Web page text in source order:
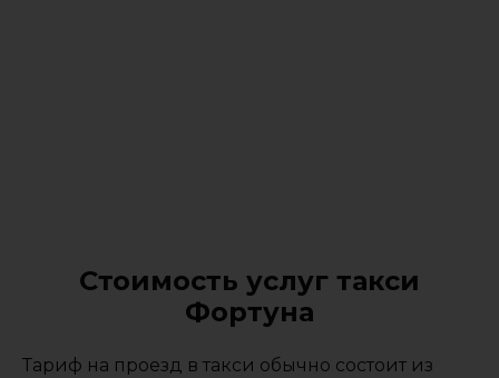
Стоимость услуг такси
Фортуна
Тариф на проезд в такси обычно состоит из